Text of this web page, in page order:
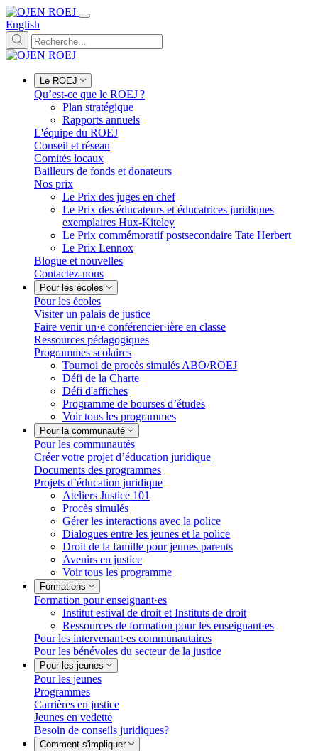
English
Le ROEJ
Qu’est-ce que le ROEJ ?
Plan stratégique
Rapports annuels
L'équipe du ROEJ
Conseil et réseau
Comités locaux
Bailleurs de fonds et donateurs
Nos prix
Le Prix des juges en chef
Le Prix des éducateurs et éducatrices juridiques
exemplaires Hux-Kiteley
Le Prix commémoratif postsecondaire Tate Herbert
Le Prix Lennox
Blogue et nouvelles
Contactez-nous
Pour les écoles
Pour les écoles
Visiter un palais de justice
Faire venir un·e conférencier·ière en classe
Ressources pédagogiques
Programmes scolaires
Tournoi de procès simulés ABO/ROEJ
Défi de la Charte
Défi d'affiches
Programme de bourses d’études
Voir tous les programmes
Pour la communauté
Pour les communautés
Créer votre projet d’éducation juridique
Documents des programmes
Projets d’éducation juridique
Ateliers Justice 101
Procès simulés
Gérer les interactions avec la police
Dialogues entre les jeunes et la police
Droit de la famille pour jeunes parents
Avenirs en justice
Voir tous les programme
Formations
Formation pour enseignant·es
Institut estival de droit et Instituts de droit
Ressources de formation pour les enseignant·es
Pour les intervenant·es communautaires
Pour les bénévoles du secteur de la justice
Pour les jeunes
Pour les jeunes
Programmes
Carrières en justice
Jeunes en vedette
Besoin de conseils juridiques?
Comment s'impliquer